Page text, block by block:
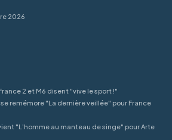
2026
2 et M6 disent "vive le sport !"
remémore "La dernière veillée" pour France
"L’homme au manteau de singe" pour Arte